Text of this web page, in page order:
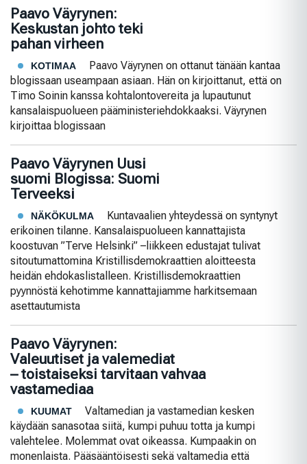
Paavo Väyrynen:
Keskustan johto teki
pahan virheen
KOTIMAA
Paavo Väyrynen on ottanut tänään kantaa
blogissaan useampaan asiaan. Hän on kirjoittanut, että on
Timo Soinin kanssa kohtalontovereita ja lupautunut
kansalaispuolueen pääministeriehdokkaaksi. Väyrynen
kirjoittaa blogissaan
Paavo Väyrynen Uusi
suomi Blogissa: Suomi
Terveeksi
NÄKÖKULMA
Kuntavaalien yhteydessä on syntynyt
erikoinen tilanne. Kansalaispuolueen kannattajista
koostuvan ”Terve Helsinki” –liikkeen edustajat tulivat
sitoutumattomina Kristillisdemokraattien aloitteesta
heidän ehdokaslistalleen. Kristillisdemokraattien
pyynnöstä kehotimme kannattajiamme harkitsemaan
asettautumista
Paavo Väyrynen:
Valeuutiset ja valemediat
– toistaiseksi tarvitaan vahvaa
vastamediaa
KUUMAT
Valtamedian ja vastamedian kesken
käydään sanasotaa siitä, kumpi puhuu totta ja kumpi
valehtelee. Molemmat ovat oikeassa. Kumpaakin on
monenlaista. Pääsään­töi­sesti sekä valtamedia että